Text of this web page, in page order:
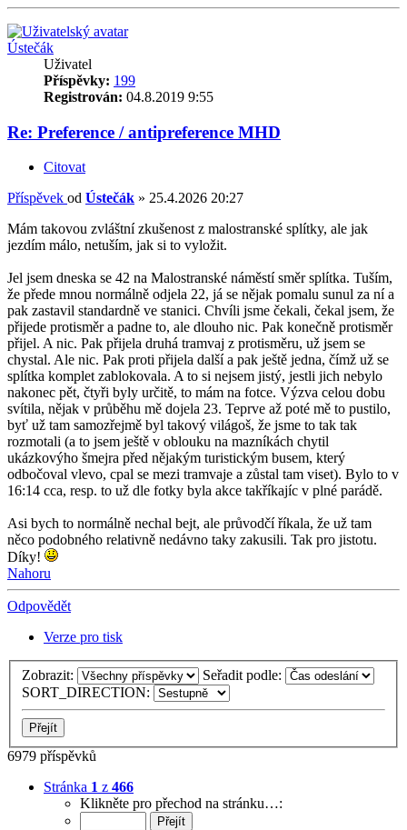
Ústečák
Uživatel
Příspěvky: 199
Registrován: 04.8.2019 9:55
Re: Preference / antipreference MHD
Citovat
Příspěvek od Ústečák » 25.4.2026 20:27
Mám takovou zvláštní zkušenost z malostranské splítky, ale jak
jezdím málo, netuším, jak si to vyložit.
Jel jsem dneska se 42 na Malostranské náměstí směr splítka. Tuším,
že přede mnou normálně odjela 22, já se nějak pomalu sunul za ní a
pak zastavil standardně ve stanici. Chvíli jsme čekali, čekal jsem, že
přijede protisměr a padne to, ale dlouho nic. Pak konečně protisměr
přijel. A nic. Pak přijela druhá tramvaj z protisměru, už jsem se
chystal. Ale nic. Pak proti přijela další a pak ještě jedna, čímž už se
splítka komplet zablokovala. A to si nejsem jistý, jestli jich nebylo
nakonec pět, čtyři byly určitě, to mám na fotce. Výzva celou dobu
svítila, nějak v průběhu mě dojela 23. Teprve až poté mě to pustilo,
byť už tam samozřejmě byl takový világoš, že jsme to tak tak
rozmotali (a to jsem ještě v oblouku na mazníkách chytil
ukázkovýho šmejra před nějakým turistickým busem, který
odbočoval vlevo, cpal se mezi tramvaje a zůstal tam viset). Bylo to v
16:14 cca, resp. to už dle fotky byla akce takříkajíc v plné parádě.
Asi bych to normálně nechal bejt, ale průvodčí říkala, že už tam
něco podobného relativně nedávno taky zakusili. Tak pro jistotu.
Díky!
Nahoru
Odpovědět
Verze pro tisk
Zobrazit:
Seřadit podle:
SORT_DIRECTION:
6979 příspěvků
Stránka 1 z 466
Klikněte pro přechod na stránku…: